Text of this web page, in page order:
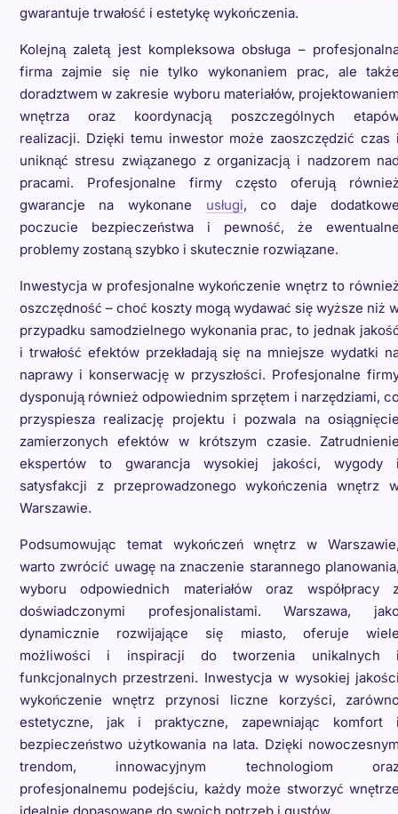
gwarantuje trwałość i estetykę wykończenia.
Kolejną zaletą jest kompleksowa obsługa –
firma zajmie się nie tylko wykonaniem prac, ale
doradztwem w zakresie wyboru materiałów,
wnętrza oraz koordynacją poszczególnych
realizacji. Dzięki temu inwestor może zaoszczędzić czas
uniknąć stresu związanego z organizacją i nadzorem
pracami. Profesjonalne firmy często oferują
gwarancje na wykonane usługi, co daje
poczucie bezpieczeństwa i pewność, że
problemy zostaną szybko i skutecznie rozwiązane.
Inwestycja w profesjonalne wykończenie wnętrz to
oszczędność – choć koszty mogą wydawać się wyższe niż
przypadku samodzielnego wykonania prac, to jednak
i trwałość efektów przekładają się na mniejsze wydatki
naprawy i konserwację w przyszłości. Profesjonalne
dysponują również odpowiednim sprzętem i narzędziami,
przyspiesza realizację projektu i pozwala na
zamierzonych efektów w krótszym czasie.
ekspertów to gwarancja wysokiej jakości, wygody
satysfakcji z przeprowadzonego wykończenia wnętrz
Warszawie.
Podsumowując temat wykończeń wnętrz w
warto zwrócić uwagę na znaczenie starannego
wyboru odpowiednich materiałów oraz współpracy
doświadczonymi profesjonalistami. Warszawa,
dynamicznie rozwijające się miasto, oferuje
możliwości i inspiracji do tworzenia unikalnych
funkcjonalnych przestrzeni. Inwestycja w wysokiej
wykończenie wnętrz przynosi liczne korzyści,
estetyczne, jak i praktyczne, zapewniając komfort
bezpieczeństwo użytkowania na lata. Dzięki
trendom, innowacyjnym technologiom
profesjonalnemu podejściu, każdy może stworzyć